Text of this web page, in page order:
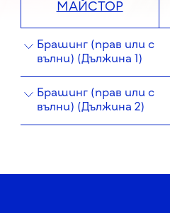
МАЙСТОР
Брашинг (прав или с
вълни) (Дължина 1)
Брашинг (прав или с
вълни) (Дължина 2)